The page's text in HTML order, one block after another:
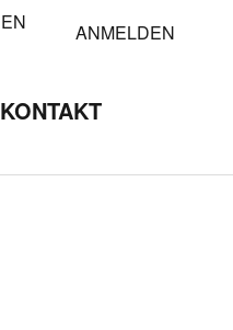
EN ANMELDEN
KONTAKT